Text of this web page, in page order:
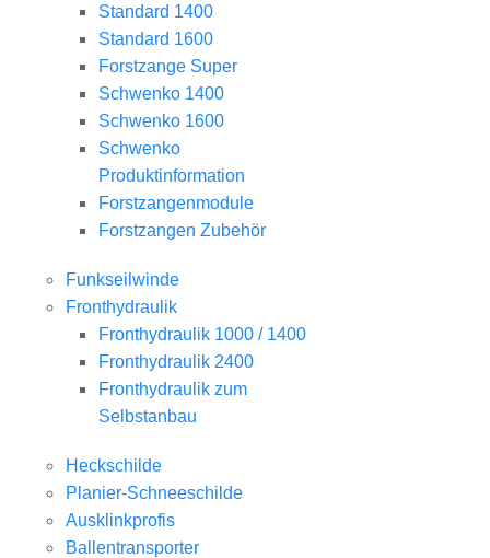
Standard 1400
Standard 1600
Forstzange Super
Schwenko 1400
Schwenko 1600
Schwenko
Produktinformation
Forstzangenmodule
Forstzangen Zubehör
Funkseilwinde
Fronthydraulik
Fronthydraulik 1000 / 1400
Fronthydraulik 2400
Fronthydraulik zum
Selbstanbau
Heckschilde
Planier-Schneeschilde
Ausklinkprofis
Ballentransporter